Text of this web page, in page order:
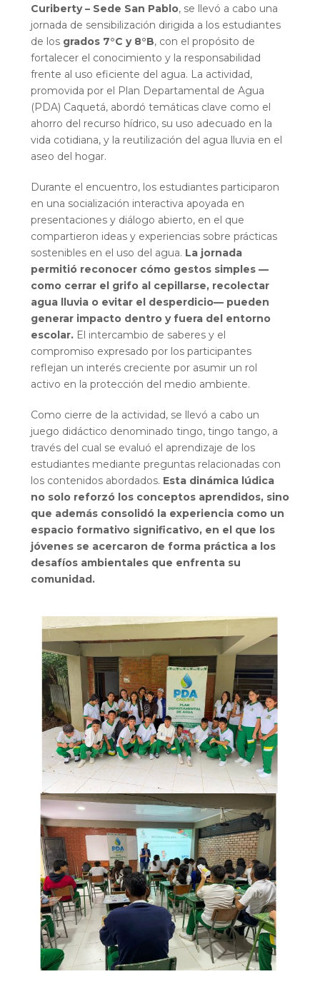
Curiberty – Sede San Pablo, se llevó a cabo una
jornada de sensibilización dirigida a los estudiantes
de losgrados 7°C y 8°B, con el propósito de
fortalecer el conocimiento y la responsabilidad
frente al uso eficiente del agua. La actividad,
promovida por el Plan Departamental de Agua
(PDA) Caquetá, abordó temáticas clave como el
ahorro del recurso hídrico, su uso adecuado en la
vida cotidiana, y la reutilización del agua lluvia en el
aseo del hogar.
Durante el encuentro, los estudiantes participaron
en una socialización interactiva apoyada en
presentaciones y diálogo abierto, en el que
compartieron ideas y experiencias sobre prácticas
sostenibles en el uso del agua. La jornada
permitió reconocer cómo gestos simples —
como cerrar el grifo al cepillarse, recolectar
agua lluvia o evitar el desperdicio— pueden
generar impacto dentro y fuera del entorno
escolar.El intercambio de saberes y el
compromiso expresado por los participantes
reflejan un interés creciente por asumir un rol
activo en la protección del medio ambiente.
Como cierre de la actividad, se llevó a cabo un
juego didáctico denominado tingo, tingo tango, a
través del cual se evaluó el aprendizaje de los
estudiantes mediante preguntas relacionadas con
los contenidos abordados. Esta dinámica lúdica
no solo reforzó los conceptos aprendidos, sino
que además consolidó la experiencia como un
espacio formativo significativo, en el que los
jóvenes se acercaron de forma práctica a los
desafíos ambientales que enfrenta su
comunidad.